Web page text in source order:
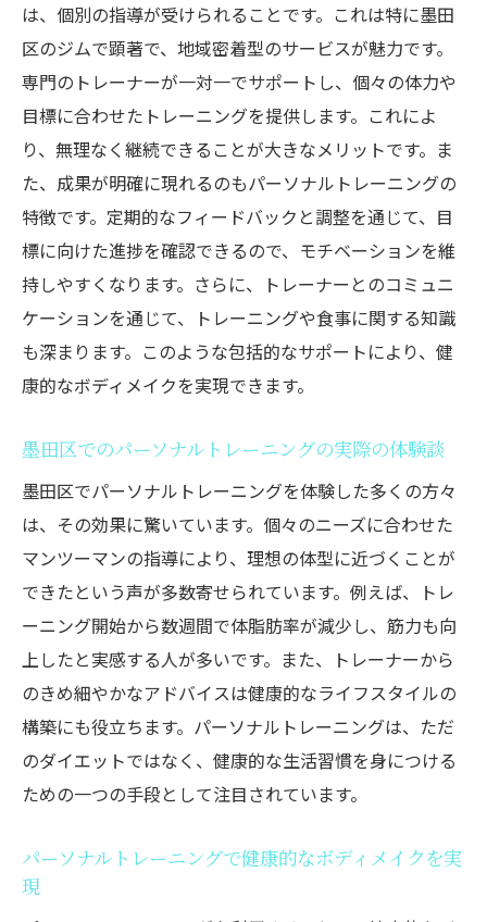
専門トレーナーによる個別指導のメリット
トレーナーとの信頼関係を築くためのポイ
ント
パーソナルトレーナーによる効果的な指導
方法
トレーナーからのフィードバックを活かし
たトレーニング
墨田区のジムでのトレーナーとのコミュニ
ケーションの重要性
ット成功！実際のプランと効果をご紹介
成功事例から学ぶ！パーソナルトレーニン
グの効果
墨田区のジムで成功したダイエット体験談
ダイエット効果を最大化するパーソナルト
レーニングプラン
成功に導くパーソナルトレーニングの工夫
パーソナルトレーニングでのダイエット成
功の秘訣
介
は、個別の指導が受けられることです。これは特に墨田
区のジムで顕著で、地域密着型のサービスが魅力です。
専門のトレーナーが一対一でサポートし、個々の体力や
目標に合わせたトレーニングを提供します。これによ
り、無理なく継続できることが大きなメリットです。ま
た、成果が明確に現れるのもパーソナルトレーニングの
特徴です。定期的なフィードバックと調整を通じて、目
標に向けた進捗を確認できるので、モチベーションを維
持しやすくなります。さらに、トレーナーとのコミュニ
ケーションを通じて、トレーニングや食事に関する知識
も深まります。このような包括的なサポートにより、健
康的なボディメイクを実現できます。
墨田区でのパーソナルトレーニングの実際の体験談
墨田区でパーソナルトレーニングを体験した多くの方々
は、その効果に驚いています。個々のニーズに合わせた
マンツーマンの指導により、理想の体型に近づくことが
できたという声が多数寄せられています。例えば、トレ
ーニング開始から数週間で体脂肪率が減少し、筋力も向
上したと実感する人が多いです。また、トレーナーから
のきめ細やかなアドバイスは健康的なライフスタイルの
構築にも役立ちます。パーソナルトレーニングは、ただ
のダイエットではなく、健康的な生活習慣を身につける
ための一つの手段として注目されています。
パーソナルトレーニングで健康的なボディメイクを実
現